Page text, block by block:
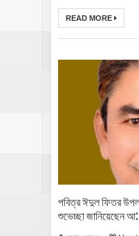
READ MORE
পবিত্র ঈদুল ফিতর
শুভেচ্ছা জানিয়েছেন আ: